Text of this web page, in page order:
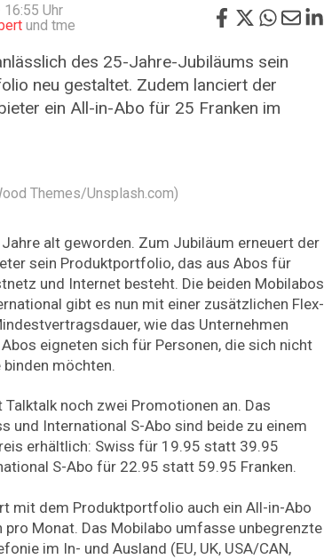
16:55 Uhr
und tme
des 25-Jahre-Jubiläums sein
neu gestaltet. Zudem lanciert der
ein All-in-Abo für 25 Franken im
Themes/Unsplash.com)
alt geworden. Zum Jubiläum erneuert der
sein Produktportfolio, das aus Abos für
und Internet besteht. Die beiden Mobilabos
gibt es nun mit einer zusätzlichen Flex-
wie das Unternehmen
eigneten sich für Personen, die sich nicht
möchten.
noch zwei Promotionen an. Das
und International S-Abo sind beide zu einem
erhältlich: Swiss für 19.95 statt 39.95
S-Abo für 22.95 statt 59.95 Franken.
mit dem Produktportfolio auch ein All-in-Abo
pro Monat. Das Mobilabo umfasse unbegrenzte
im In- und Ausland (EU, UK, USA/CAN,